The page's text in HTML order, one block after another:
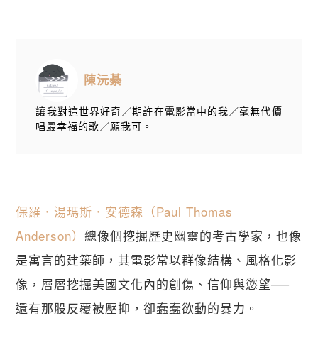
陳沅綦
讓我對這世界好奇／期許在電影當中的我／毫無代價
唱最幸福的歌／願我可。
保羅．湯瑪斯．安德森（Paul Thomas
Anderson）總像個挖掘歷史幽靈的考古學家，也像
是寓言的建築師，其電影常以群像結構、風格化影
像，層層挖掘美國文化內的創傷、信仰與慾望──
還有那股反覆被壓抑，卻蠢蠢欲動的暴力。